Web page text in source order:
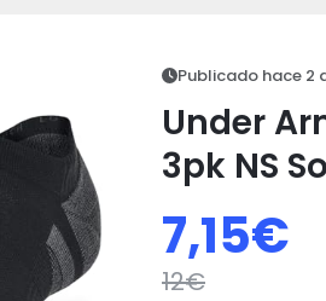
Publicado hace 2
Under
3pk NS
7,15€
12€